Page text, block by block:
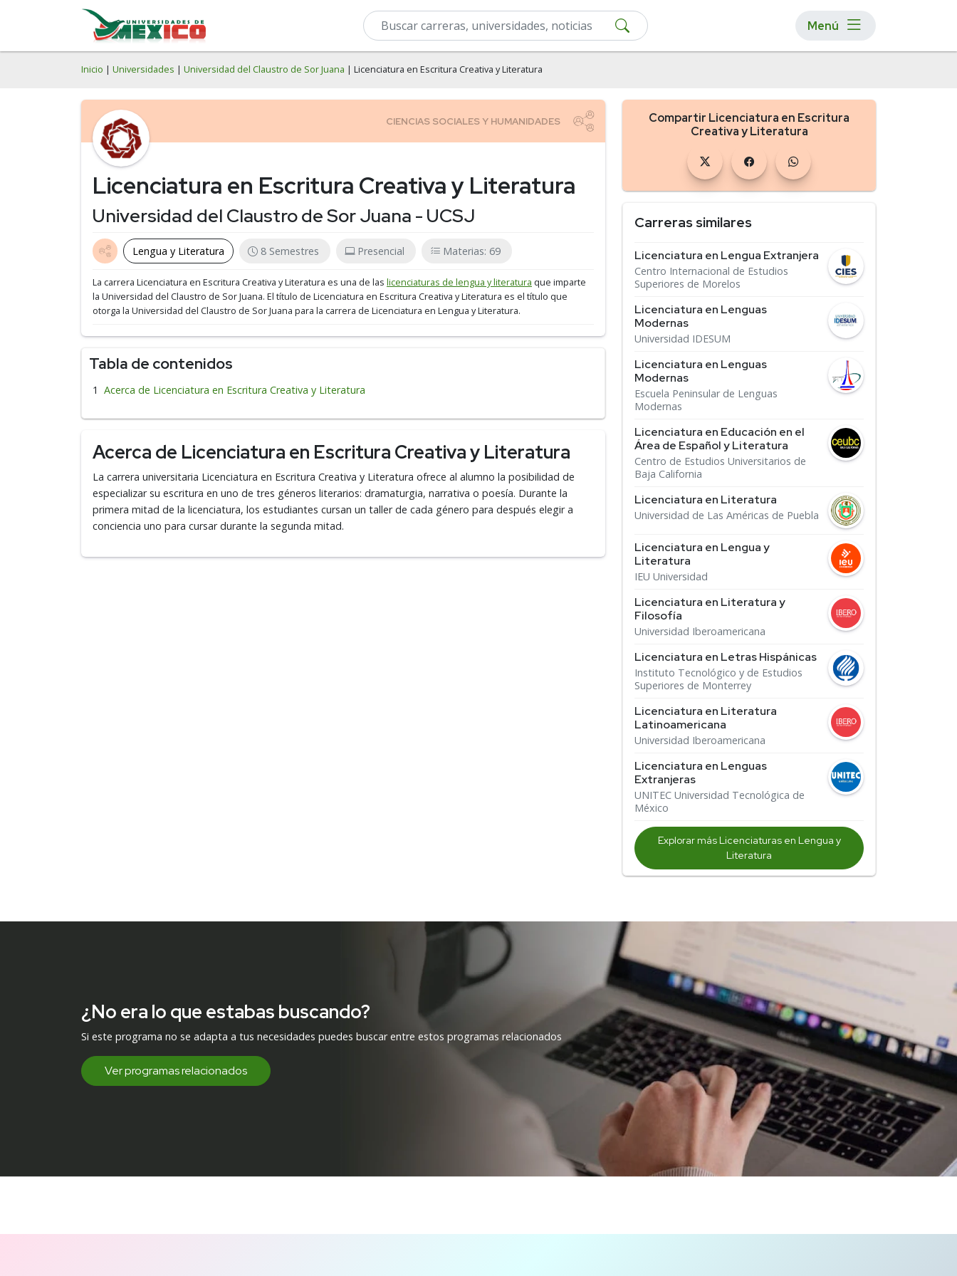
Menú
Inicio | Universidades | Universidad del Claustro de Sor Juana | Licenciatura en Escritura Creativa y Literatura
Licenciatura en Escritura Creativa y Literatura
Universidad del Claustro de Sor Juana - UCSJ
Lengua y Literatura 8 Semestres Presencial Materias: 69
La carrera Licenciatura en Escritura Creativa y Literatura es una de las licenciaturas de lengua y literatura que imparte
la Universidad del Claustro de Sor Juana. El título de Licenciatura en Escritura Creativa y Literatura es el título que
otorga la Universidad del Claustro de Sor Juana para la carrera de Licenciatura en Lengua y Literatura.
Tabla de contenidos
Acerca de Licenciatura en Escritura Creativa y Literatura
Acerca de Licenciatura en Escritura Creativa y Literatura
La carrera universitaria Licenciatura en Escritura Creativa y Literatura ofrece al alumno la posibilidad de
especializar su escritura en uno de tres géneros literarios: dramaturgia, narrativa o poesía. Durante la
primera mitad de la licenciatura, los estudiantes cursan un taller de cada género para después elegir a
conciencia uno para cursar durante la segunda mitad.
Compartir Licenciatura en Escritura
Creativa y Literatura
Carreras similares
Licenciatura en Lengua Extranjera
Centro Internacional de Estudios
Superiores de Morelos
Licenciatura en Lenguas
Modernas
Universidad IDESUM
Licenciatura en Lenguas
Modernas
Escuela Peninsular de Lenguas
Modernas
Licenciatura en Educación en el
Área de Español y Literatura
Centro de Estudios Universitarios de
Baja California
Licenciatura en Literatura
Universidad de Las Américas de Puebla
Licenciatura en Lengua y
Literatura
IEU Universidad
Licenciatura en Literatura y
Filosofía
Universidad Iberoamericana
Licenciatura en Letras Hispánicas
Instituto Tecnológico y de Estudios
Superiores de Monterrey
Licenciatura en Literatura
Latinoamericana
Universidad Iberoamericana
Licenciatura en Lenguas
Extranjeras
UNITEC Universidad Tecnológica de
México
Explorar más Licenciaturas en Lengua y
Literatura
¿No era lo que estabas buscando?
Si este programa no se adapta a tus necesidades puedes buscar entre estos programas relacionados
Ver programas relacionados